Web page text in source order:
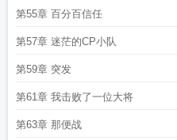
第55章 百分百信任
第57章 迷茫的CP小队
第59章 突发
第61章 我击败了一位大将
第63章 那便战